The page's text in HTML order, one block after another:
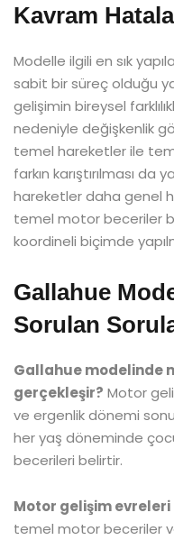
Kavram
Modelle ilgili en sık
sabit bir süreç olduğu
gelişimin bireysel
nedeniyle değişkenlik
temel hareketler ile
farkın karıştırılması da
hareketler daha genel
temel motor beceriler
koordineli biçimde
Gallahue
Sorulan
Gallahue modelinde
gerçekleşir? Motor
ve ergenlik dönemi
her yaş döneminde
becerileri belirtir.
Motor gelişim
temel motor beceriler